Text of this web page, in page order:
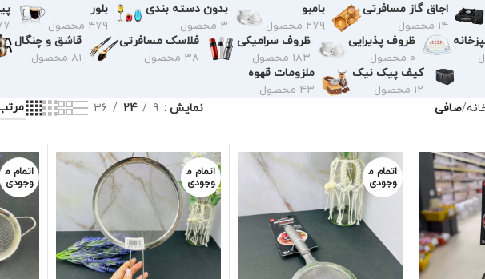
اجاق گاز مسافرتی
۱۴ محصول
بامبو
۲۷۹ محصول
بدون دسته بندی
۳ محصول
بلور
۴۷۹ محصول
۴۷۷
ظروف پذیرایی
۰ محصول
ظروف سرامیکی
۱۸۳ محصول
فلاسک مسافرتی
۳۸ محصول
قاشق و چنگال
۸۱ محصول
کیف پیک نیک
۱۲ محصول
ملزومات قهوه
۴۳ محصول
صافی نمایش 9
24
36
اتمام م
وجودی
اتمام م
وجودی
اتمام م
وجودی